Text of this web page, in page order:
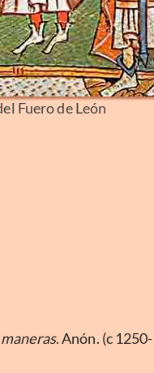
Fuero de León
. Anón. (c